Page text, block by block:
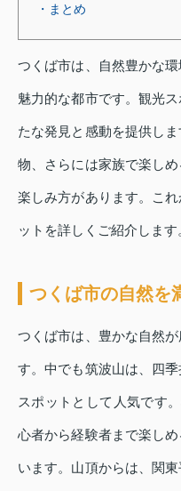
・まとめ
つくば市は、自然豊かな
魅力的な都市です。観光
たな発見と感動を提供し
物、さらには家族で楽し
楽しみ方があります。こ
ットを詳しくご紹介します
つくば市の自然を
つくば市は、豊かな自然
す。中でも筑波山は、四
スポットとして人気です
心者から経験者まで楽し
います。山頂からは、関